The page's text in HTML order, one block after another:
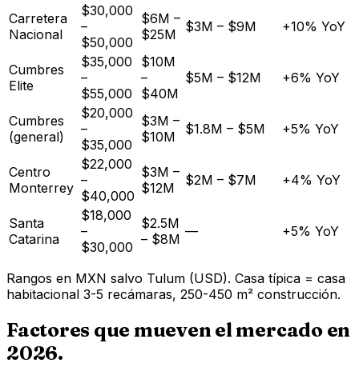
Carretera
Nacional
$30,000
–
$50,000
$6M –
$25M
$3M – $9M +10% YoY
Cumbres
Elite
$35,000
–
$55,000
$10M
–
$40M
$5M – $12M +6% YoY
Cumbres
(general)
$20,000
–
$35,000
$3M –
$10M
$1.8M – $5M +5% YoY
Centro
Monterrey
$22,000
–
$40,000
$3M –
$12M
$2M – $7M +4% YoY
Santa
Catarina
$18,000
–
$30,000
$2.5M
– $8M — +5% YoY
Rangos en MXN salvo Tulum (USD). Casa típica = casa
habitacional 3-5 recámaras, 250-450 m² construcción.
Factores que mueven el mercado en
2026.